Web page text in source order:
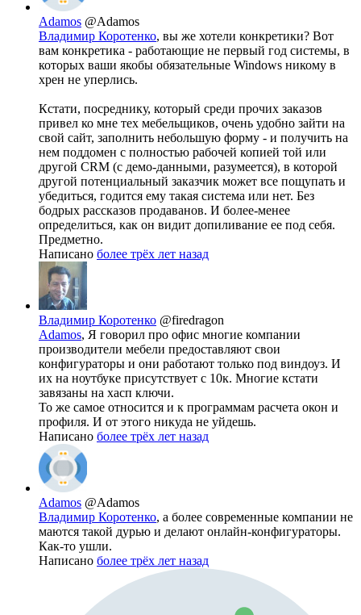
Adamos @Adamos
Владимир Коротенко, вы же хотели конкретики? Вот
вам конкретика - работающие не первый год системы, в
которых ваши якобы обязательные Windows никому в
хрен не уперлись.
Кстати, посреднику, который среди прочих заказов
привел ко мне тех мебельщиков, очень удобно зайти на
свой сайт, заполнить небольшую форму - и получить на
нем поддомен с полностью рабочей копией той или
другой CRM (с демо-данными, разумеется), в которой
другой потенциальный заказчик может все пощупать и
убедиться, годится ему такая система или нет. Без
бодрых рассказов продаванов. И более-менее
определиться, как он видит допиливание ее под себя.
Предметно.
Написано более трёх лет назад
Владимир Коротенко @firedragon
Adamos, Я говорил про офис многие компании
производители мебели предоставляют свои
конфигураторы и они работают только под виндоуз. И
их на ноутбуке присутствует с 10к. Многие кстати
завязаны на хасп ключи.
То же самое относится и к программам расчета окон и
профиля. И от этого никуда не уйдешь.
Написано более трёх лет назад
Adamos @Adamos
Владимир Коротенко, а более современные компании не
маются такой дурью и делают онлайн-конфигураторы.
Как-то ушли.
Написано более трёх лет назад